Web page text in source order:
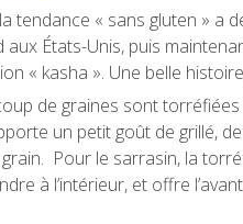
tendance « sans gluten » a
États-Unis, puis
« kasha ». Une belle
de graines sont torréfiées
un petit goût de grillé,
Pour le sarrasin, la
à l’intérieur, et offre